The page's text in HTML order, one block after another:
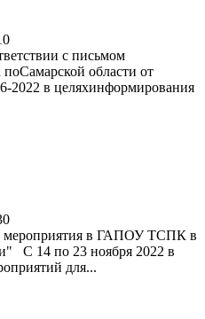
с письмом
области от
2022 в целяхинформирования
мероприятия в ГАПОУ ТСПК в
С 14 по 23 ноября 2022 в
для...